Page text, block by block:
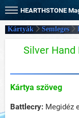
HEARTHSTONE
Kártyák Semleges
Silver Hand
Kártya szöveg
Battlecry: Megidéz